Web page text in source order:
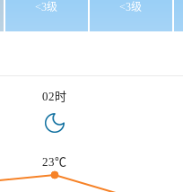
<3级 <3级
02时
23℃